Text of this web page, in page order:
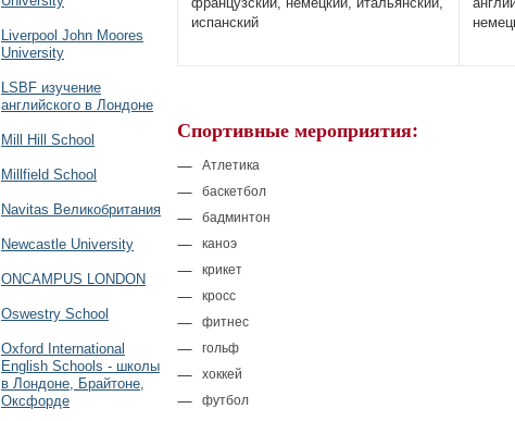
Liverpool John Moores
University
LSBF изучение
английского в Лондоне
Mill Hill School
Millfield School
Navitas Великобритания
Newcastle University
ONCAMPUS LONDON
Oswestry School
Oxford International
English Schools - школы
в Лондоне, Брайтоне,
Оксфорде
испанский
Спортивные мероприятия:
Атлетика
баскетбол
бадминтон
каноэ
крикет
кросс
фитнес
гольф
хоккей
футбол